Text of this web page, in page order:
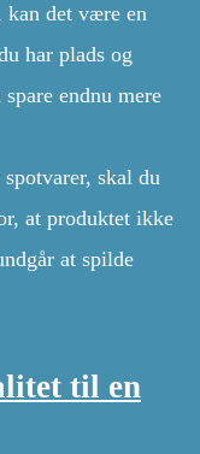
kan det være en
har plads og
endnu mere
skal du
at produktet ikke
at spilde
til en